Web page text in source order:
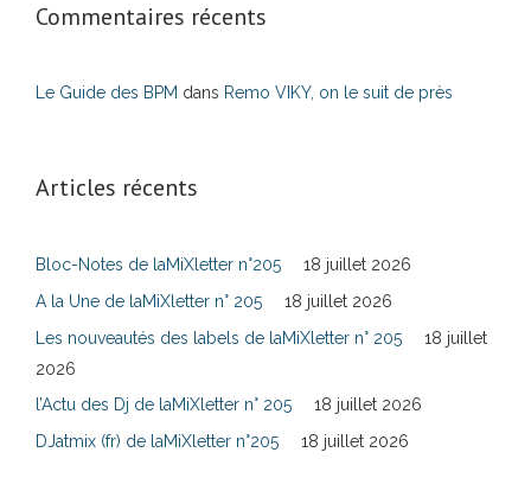
Commentaires récents
Le Guide des BPM dans Remo VIKY, on le suit de près
Articles récents
Bloc-Notes de laMiXletter n°205
18 juillet 2026
A la Une de laMiXletter n° 205
18 juillet 2026
Les nouveautés des labels de laMiXletter n° 205
18 juillet
2026
l’Actu des Dj de laMiXletter n° 205
18 juillet 2026
DJatmix (fr) de laMiXletter n°205
18 juillet 2026